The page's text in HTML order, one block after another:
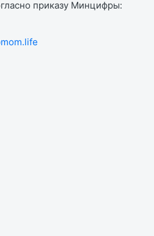
приказу Минцифры: